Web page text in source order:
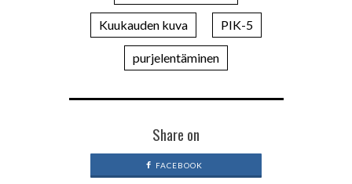
Kuukauden kuva PIK-5
purjelentäminen
Share on
FACEBOOK